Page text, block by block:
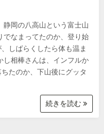
静岡の八高山という富士山
でなまってたのか、登り始
しばらくしたら体も温ま
し相棒さんは、インフルか
たのか、下山後にグッタ
続きを読む